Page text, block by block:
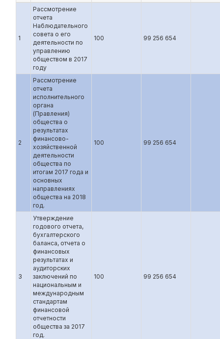
1
Рассмотрение
отчета
Наблюдательного
совета о его
деятельности по
управлению
обществом в 2017
году
100 99 256 654
2
Рассмотрение
отчета
исполнительного
органа
(Правления)
общества о
результатах
финансово-
хозяйственной
деятельности
общества по
итогам 2017 года и
основных
направлениях
общества на 2018
год.
100 99 256 654
3
Утверждение
годового отчета,
бухгалтерского
баланса, отчета о
финансовых
результатах и
аудиторских
заключений по
национальным и
международным
стандартам
финансовой
отчетности
общества за 2017
год.
100 99 256 654